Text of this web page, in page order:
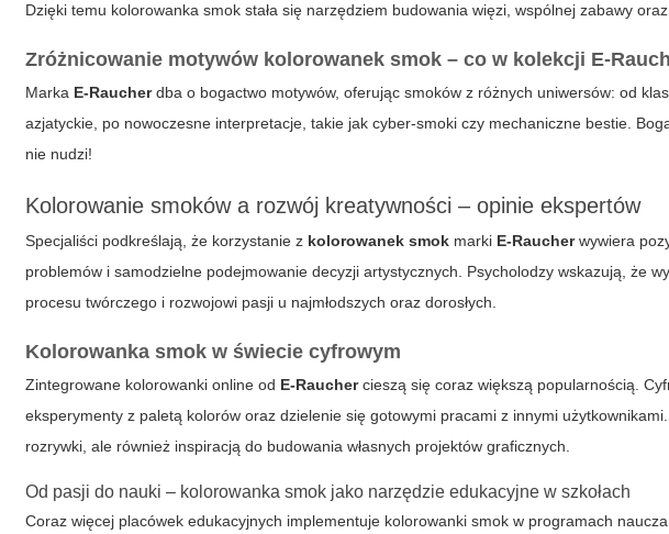
Dzięki temu kolorowanka smok stała się narzędziem budowania więzi, wspólnej zabawy oraz
Zróżnicowanie motywów kolorowanek smok – co w kolekcji E-
Marka E-Raucherdba o bogactwo motywów, oferując smoków z różnych uniwersów: od
azjatyckie, po nowoczesne interpretacje, takie jak cyber-smoki czy mechaniczne bestie.
nie nudzi!
Kolorowanie smoków a rozwój kreatywności – opinie ekspertów
Specjaliści podkreślają, że korzystanie z kolorowanek smok marki E-Raucherwywiera
problemów i samodzielne podejmowanie decyzji artystycznych. Psycholodzy wskazują, że
procesu twórczego i rozwojowi pasji u najmłodszych oraz dorosłych.
Kolorowanka smok w świecie cyfrowym
Zintegrowane kolorowanki online od E-Rauchercieszą się coraz większą popularnością.
eksperymenty z paletą kolorów oraz dzielenie się gotowymi pracami z innymi
rozrywki, ale również inspiracją do budowania własnych projektów graficznych.
Od pasji do nauki – kolorowanka smok jako narzędzie edukacyjne w szkołach
Coraz więcej placówek edukacyjnych implementuje kolorowanki smok w programach